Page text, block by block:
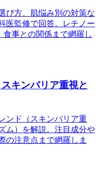
び方、肌悩み別の対策な
医監修で回答。レチノー
食事との関係まで網羅し
キンバリア重視と
ンド（スキンバリア重
ム）を解説。注目成分や
の注意点まで網羅しま